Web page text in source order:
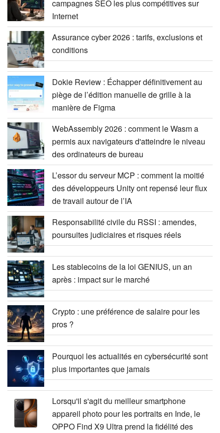
campagnes SEO les plus compétitives sur
Internet
Assurance cyber 2026 : tarifs, exclusions et
conditions
Dokie Review : Échapper définitivement au
piège de l’édition manuelle de grille à la
manière de Figma
WebAssembly 2026 : comment le Wasm a
permis aux navigateurs d'atteindre le niveau
des ordinateurs de bureau
L’essor du serveur MCP : comment la moitié
des développeurs Unity ont repensé leur flux
de travail autour de l’IA
Responsabilité civile du RSSI : amendes,
poursuites judiciaires et risques réels
Les stablecoins de la loi GENIUS, un an
après : impact sur le marché
Crypto : une préférence de salaire pour les
pros ?
Pourquoi les actualités en cybersécurité sont
plus importantes que jamais
Lorsqu'il s'agit du meilleur smartphone
appareil photo pour les portraits en Inde, le
OPPO Find X9 Ultra prend la fidélité des